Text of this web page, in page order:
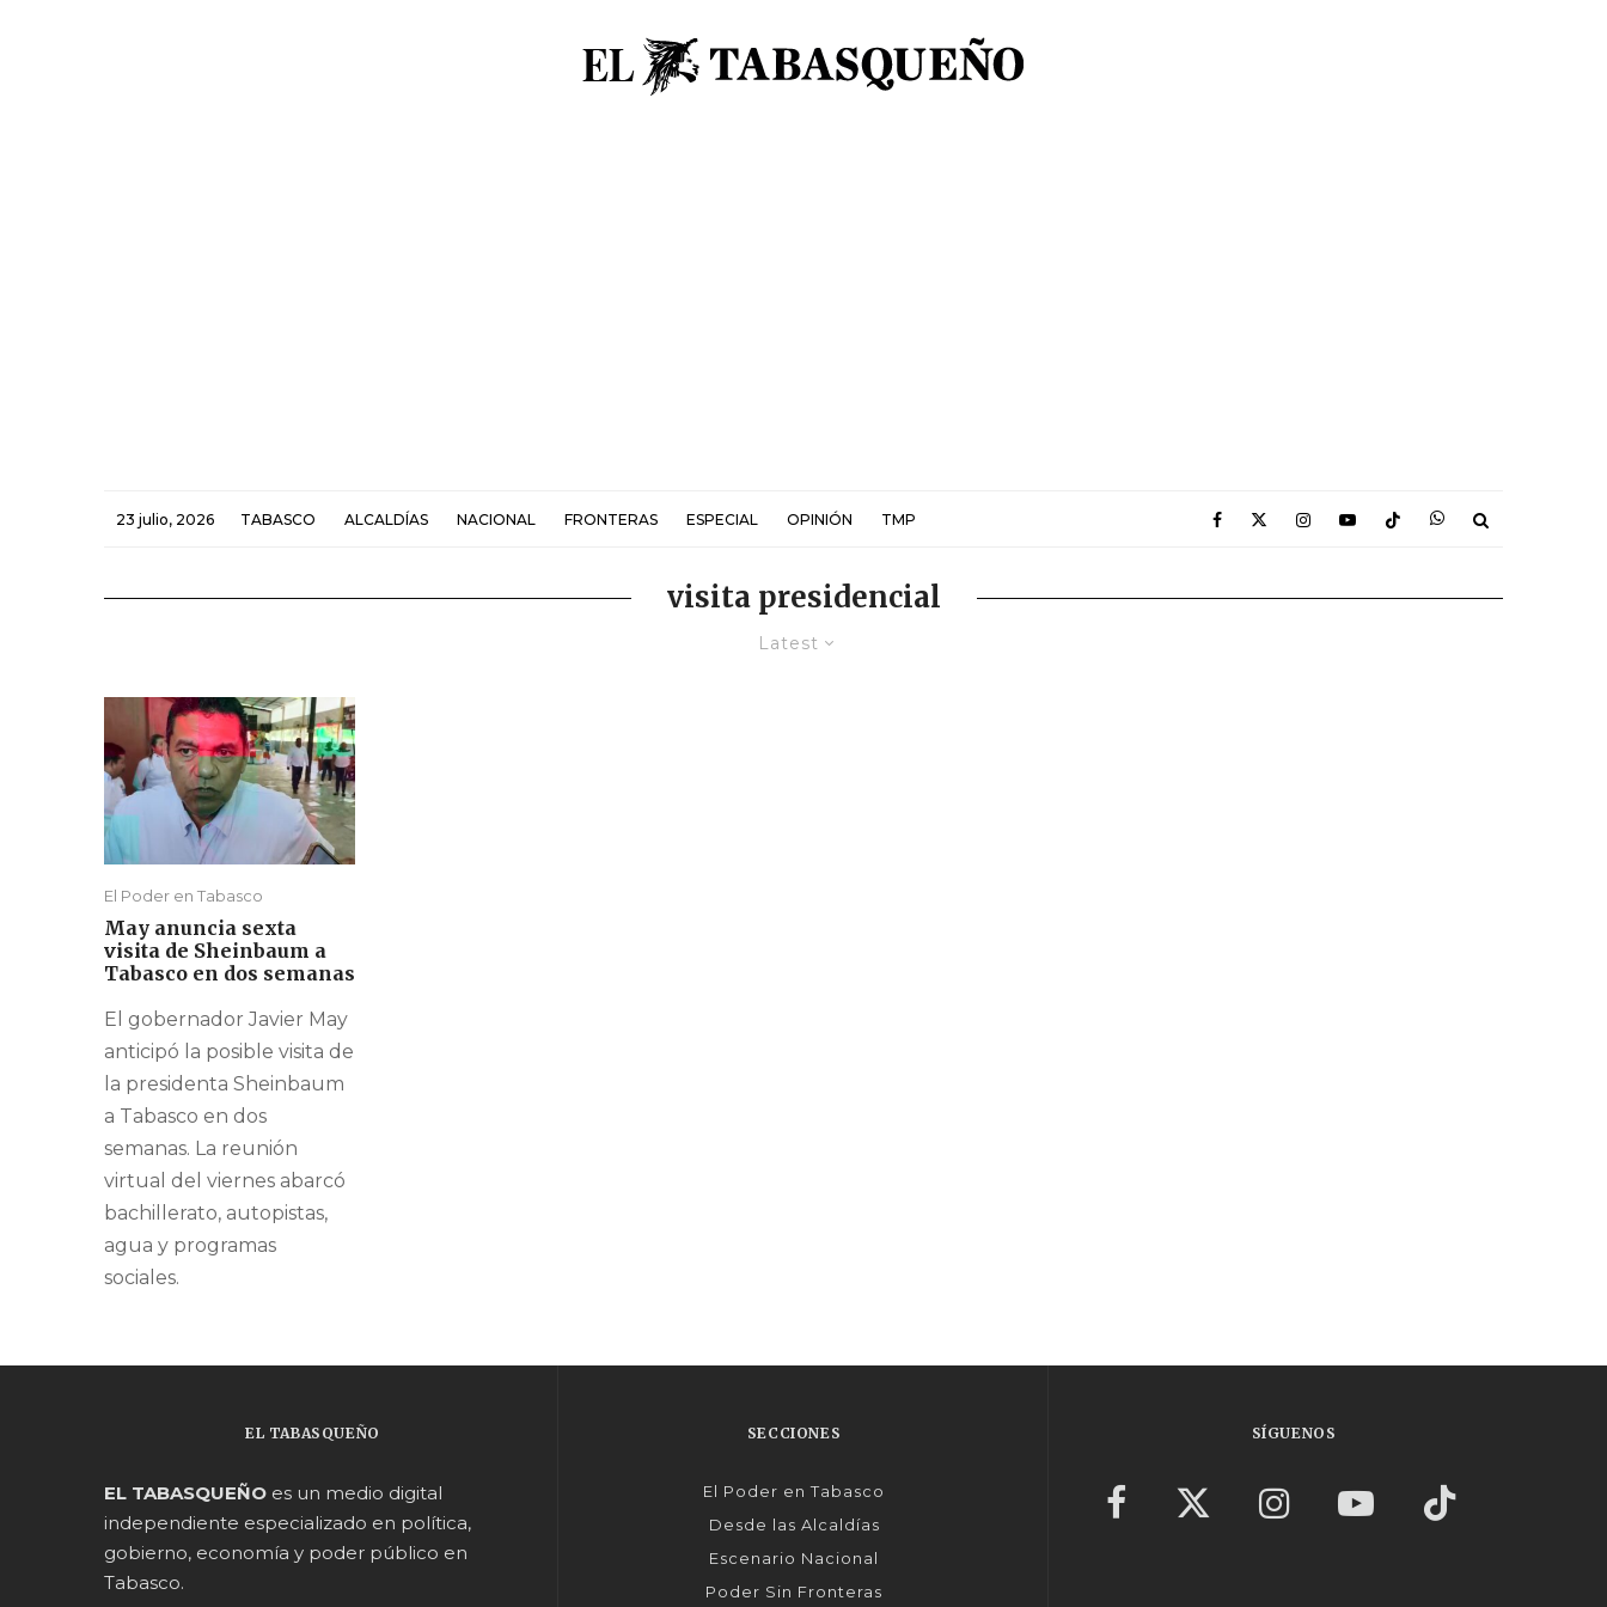
23 julio, 2026 TABASCO ALCALDÍAS NACIONAL FRONTERAS ESPECIAL OPINIÓN TMP
visita presidencial
Latest
El Poder en Tabasco
May anuncia sexta
visita de Sheinbaum a
Tabasco en dos semanas
El gobernador Javier May
anticipó la posible visita de
la presidenta Sheinbaum
a Tabasco en dos
semanas. La reunión
virtual del viernes abarcó
bachillerato, autopistas,
agua y programas
sociales.
EL TABASQUEÑO
EL TABASQUEÑO es un medio digital
independiente especializado en política,
gobierno, economía y poder público en
Tabasco.
SECCIONES
El Poder en Tabasco
Desde las Alcaldías
Escenario Nacional
Poder Sin Fronteras
SÍGUENOS